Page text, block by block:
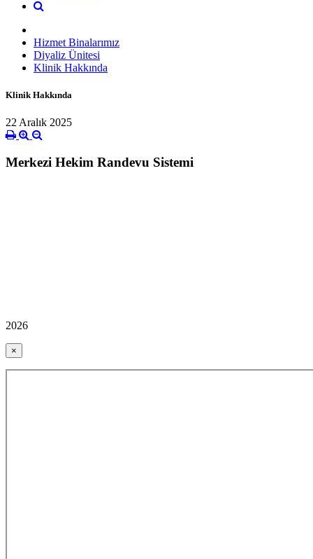
Hizmet Binalarımız
Diyaliz Ünitesi
Klinik Hakkında
Klinik Hakkında
22 Aralık 2025
Merkezi Hekim Randevu Sistemi
2026
×